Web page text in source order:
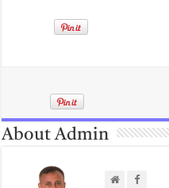
About Admin